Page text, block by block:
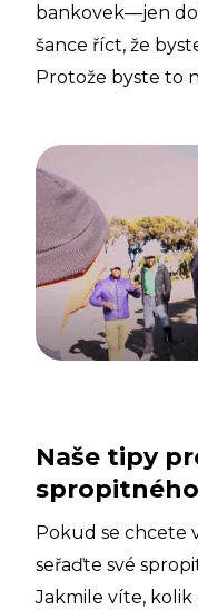
bankovek—jen
šance říct, že
Protože byste to
Naše tipy
spropitného
Pokud se chcete
seřaďte své
Jakmile víte,